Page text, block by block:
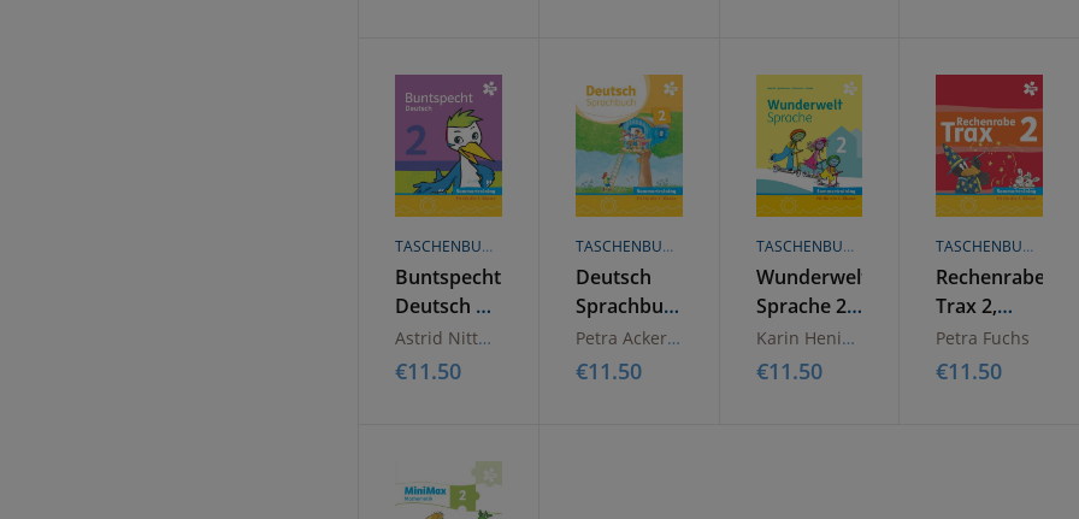
TASCHENBUCH
Buntspecht
Deutsch 2.
Sommertraining,
Arbeitsheft
Astrid Nittmann
€11.50
TASCHENBUCH
Deutsch
Sprachbuch
2,
Arbeitsheft
Petra Ackerlauer, MA BEd
€11.50
TASCHENBUCH
Wunderwelt
Sprache 2,
Arbeitsheft
Sommertraining
Karin Henickl
€11.50
TASCHENBUCH
Rechenrabe
Trax 2,
Arbeitsheft
Sommertraining
Petra Fuchs
€11.50